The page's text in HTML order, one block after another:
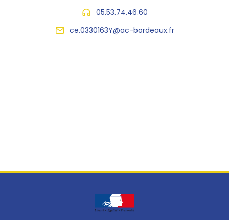
05.53.74.46.60
ce.0330163Y@ac-bordeaux.fr